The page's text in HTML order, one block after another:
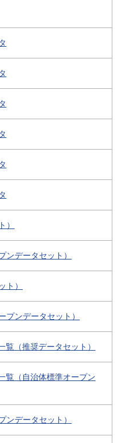
）
ンデータセット）
ト）
プンデータセット）
（推奨データセット）
覧（自治体標準オープン
ンデータセット）